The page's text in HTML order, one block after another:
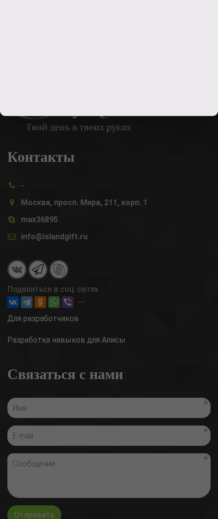
Контакты
-
Москва, просп. Мира, 211, корп. 1
max36895
info@islandgift.ru
Поделиться в соц. сетях
Для разработчиков
Разработка навыков для Алисы
Связаться с нами
Отправить